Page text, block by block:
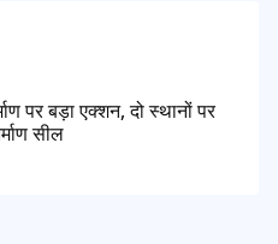
पर बड़ा एक्शन, दो स्थानों पर
सील